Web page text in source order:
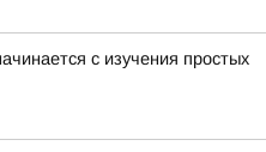
с изучения простых